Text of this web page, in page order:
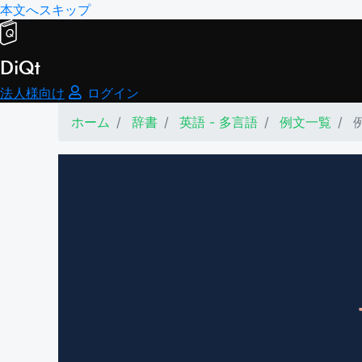
本文へスキップ
DiQt
法人様向け
ログイン
ホーム
辞書 英語 - 多言語 例文一覧